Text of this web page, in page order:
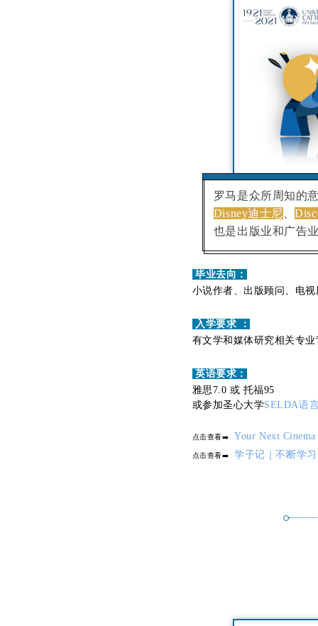
罗马是众所周知的
Disney迪士尼 、
也是出版业和广告
毕业去向：
小说作者、出版顾问、电
入学要求 ：
有文学和媒体研究相关专
英语要求：
雅思7.0 或 托福95
或参加圣心大学SELDA语
点击查看➡️ Your Next
点击查看➡️ 学子记｜不断学